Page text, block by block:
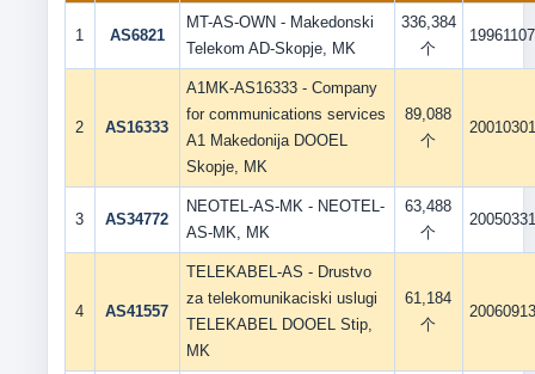
1 AS6821
MT-AS-OWN - Makedonski
Telekom AD-Skopje, MK
336,384
个
19961107
2 AS16333
A1MK-AS16333 - Company
for communications services
A1 Makedonija DOOEL
Skopje, MK
89,088
个
20010301
3 AS34772
NEOTEL-AS-MK - NEOTEL-
AS-MK, MK
63,488
个
20050331
4 AS41557
TELEKABEL-AS - Drustvo
za telekomunikaciski uslugi
TELEKABEL DOOEL Stip,
MK
61,184
个
20060913